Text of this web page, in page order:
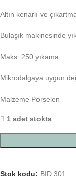
Altın kenarlı ve
Bulaşık makinesinde
Maks. 250 yıkama
Mikrodalgaya uygun
Malzeme Porselen
1 adet stokta
Stok kodu: BID 301